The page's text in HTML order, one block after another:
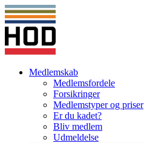
Medlemskab
Medlemsfordele
Forsikringer
Medlemstyper og priser
Er du kadet?
Bliv medlem
Udmeldelse